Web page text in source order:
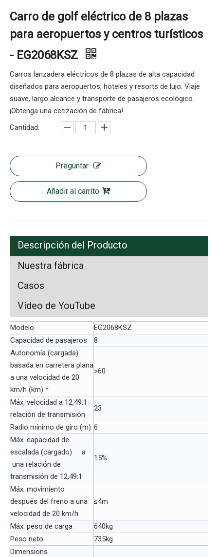
Carro de golf eléctrico de 8 plazas
para aeropuertos y centros turísticos
- EG2068KSZ
Carros lanzadera eléctricos de 8 plazas de alta capacidad
diseñados para aeropuertos, hoteles y resorts de lujo. Viaje
suave, largo alcance y transporte de pasajeros ecológico.
¡Obtenga una cotización de fábrica!
Cantidad:
Preguntar
Añadir al carrito
Descripción del Producto
Nuestra fábrica
Casos
Vídeo de YouTube
Modelo
EG2068KSZ
Capacidad de pasajeros
8
Autonomía (cargada)
basada en carretera plana
a una velocidad de 20
km/h (km)＊
>60
Máx. velocidad a 12,49:1
relación de transmisión
23
Radio mínimo de giro (m) 6
Máx. capacidad de
escalada (cargado) a
una relación de
transmisión de 12,49:1
15%
Máx. movimiento
después del freno a una
velocidad de 20 km/h
≤4m
Máx. peso de carga
640kg
Peso neto
735kg
Dimensions